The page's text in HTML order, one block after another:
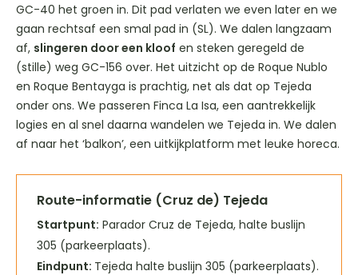
GC-40 het groen in. Dit pad verlaten we even later en we
gaan rechtsaf een smal pad in (SL). We dalen langzaam
af, slingeren door een kloof en steken geregeld de
(stille) weg GC-156 over. Het uitzicht op de Roque Nublo
en Roque Bentayga is prachtig, net als dat op Tejeda
onder ons. We passeren Finca La Isa, een aantrekkelijk
logies en al snel daarna wandelen we Tejeda in. We dalen
af naar het ‘balkon’, een uitkijkplatform met leuke horeca.
Route-informatie (Cruz de) Tejeda
Startpunt: Parador Cruz de Tejeda, halte buslijn
305 (parkeerplaats).
Eindpunt: Tejeda halte buslijn 305 (parkeerplaats).